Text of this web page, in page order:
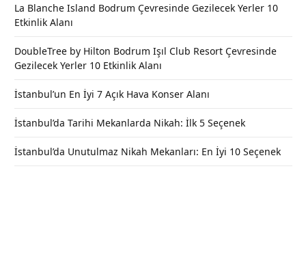
La Blanche Island Bodrum Çevresinde Gezilecek Yerler 10
Etkinlik Alanı
DoubleTree by Hilton Bodrum Işıl Club Resort Çevresinde
Gezilecek Yerler 10 Etkinlik Alanı
İstanbul’un En İyi 7 Açık Hava Konser Alanı
İstanbul’da Tarihi Mekanlarda Nikah: İlk 5 Seçenek
İstanbul’da Unutulmaz Nikah Mekanları: En İyi 10 Seçenek